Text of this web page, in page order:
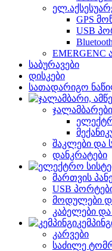
GPS
USB
EMERGENC
საბურავები
დისკები
სათადარიგო
ჯალამბარები
შაკლები და
დანკრატები
მართვის
USB
მოდულები
კაბელები და
კარვები
საძილე